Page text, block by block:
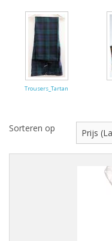
Trousers_Tartan
Sorteren op